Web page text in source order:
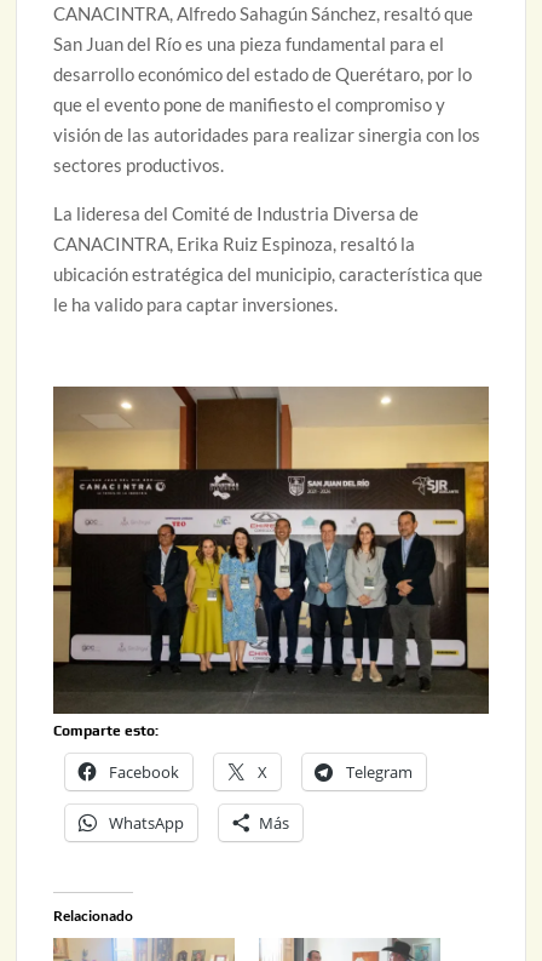
CANACINTRA, Alfredo Sahagún Sánchez, resaltó que
San Juan del Río es una pieza fundamental para el
desarrollo económico del estado de Querétaro, por lo
que el evento pone de manifiesto el compromiso y
visión de las autoridades para realizar sinergia con los
sectores productivos.
La lideresa del Comité de Industria Diversa de
CANACINTRA, Erika Ruiz Espinoza, resaltó la
ubicación estratégica del municipio, característica que
le ha valido para captar inversiones.
Comparte esto:
Facebook X Telegram
WhatsApp Más
Relacionado